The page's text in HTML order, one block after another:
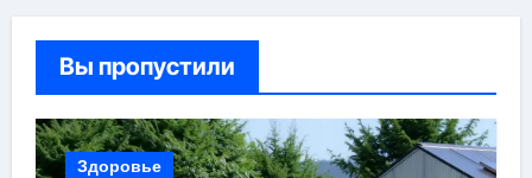
Вы пропустили
Здоровье